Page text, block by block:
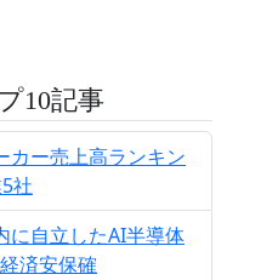
10記事
カー売上高ランキン
社
に自立したAI半導体
済安保確